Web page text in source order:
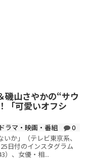
磯山さやかの“サウ
「可愛いオフシ
ドラマ・映画・番組
0
か」（テレビ東京系、
日付のインスタグラム
）、女優・相...